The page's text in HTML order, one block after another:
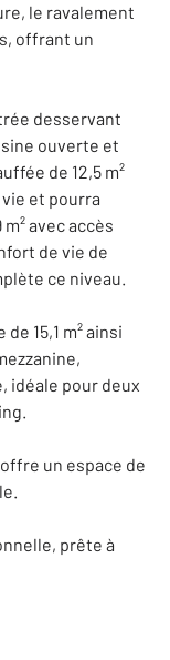
le ravalement
offrant un
desservant
ouverte et
de 12,5 m²
et pourra
avec accès
de vie de
ce niveau.
15,1 m² ainsi
idéale pour deux
un espace de
prête à